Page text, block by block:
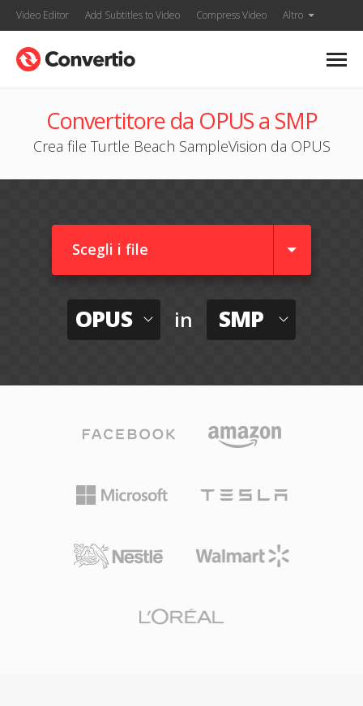
Video Editor Add Subtitles to Video Compress Video Altro
Convertitore da OPUS a SMP
Crea file Turtle Beach SampleVision da OPUS
Scegli i file
OPUS in SMP